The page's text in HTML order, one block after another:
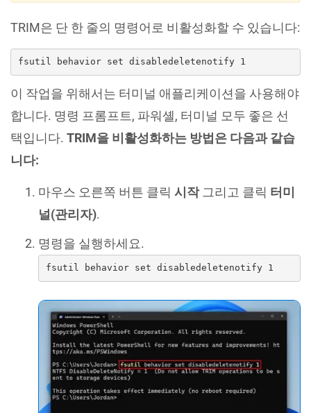
TRIM은 단 한 줄의 명령어로 비활성화할 수 있습니다:
fsutil behavior set disabledeletenotify 1
이 작업을 위해서는 터미널 애플리케이션을 사용해야
합니다. 명령 프롬프트, 파워셸, 터미널 모두 좋은 선
택입니다. TRIM을 비활성화하는 방법은 다음과 같습
니다:
마우스 오른쪽 버튼 클릭 시작그리고 클릭 터미
널(관리자).
명령을 실행하세요.
fsutil behavior set disabledeletenotify 1